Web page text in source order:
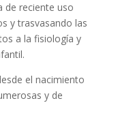
de reciente uso
y trasvasando las
a la fisiología y
el nacimiento
y de